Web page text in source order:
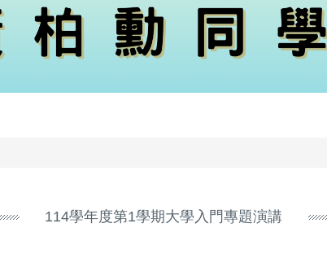
114學年度第1學期大學入門專題演講